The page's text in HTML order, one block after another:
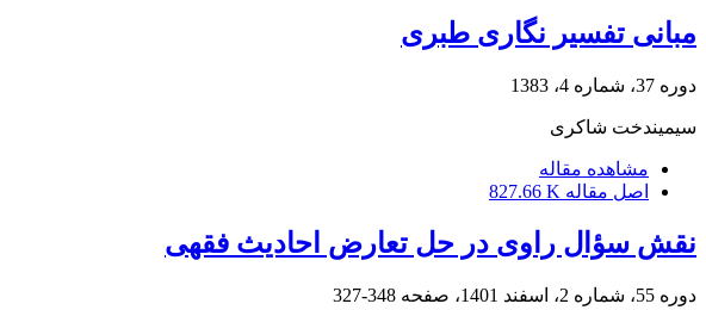
مبانی تفسیر نگاری طبری
دوره 37، شماره 4، 1383
سیمیندخت شاکری
مشاهده مقاله
اصل مقاله 827.66 K
نقش سؤال راوی در حل تعارض احادیث فقهی
دوره 55، شماره 2، اسفند 1401، صفحه 348-327